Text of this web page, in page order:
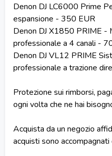
Denon DJ LC6000 Prime
espansione - 350 EUR
Denon DJ X1850 PRIME -
professionale a 4 canali -
Denon DJ VL12 PRIME
professionale a trazione
Protezione sui rimborsi,
ogni volta che ne hai
Acquista da un negozio
acquisti sono